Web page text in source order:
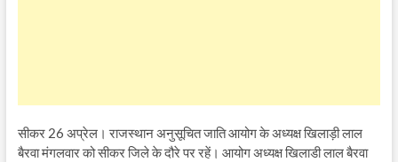
सीकर 26 अप्रेल। राजस्थान अनुसूचित जाति आयोग के अध्यक्ष खिलाड़ी लाल
बैरवा मंगलवार को सीकर जिले के दौरे पर रहें। आयोग अध्यक्ष खिलाडी लाल बैरवा